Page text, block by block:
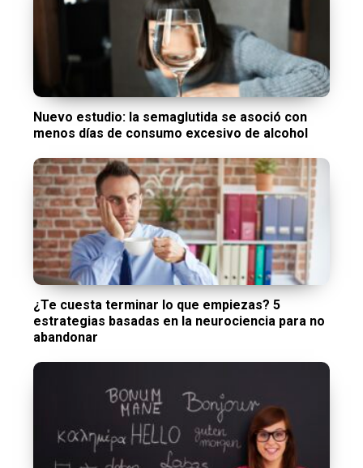
Nuevo estudio: la semaglutida se asoció con
menos días de consumo excesivo de alcohol
¿Te cuesta terminar lo que empiezas? 5
estrategias basadas en la neurociencia para no
abandonar